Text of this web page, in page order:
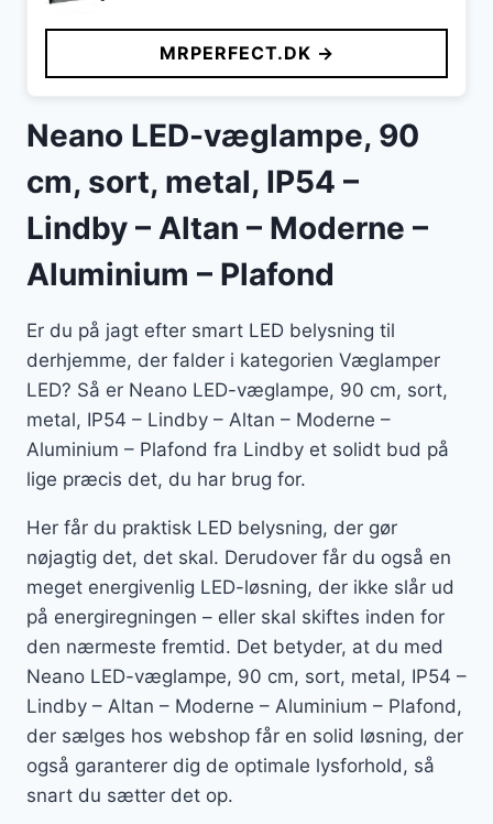
MRPERFECT.DK →
Neano LED-væglampe, 90
cm, sort, metal, IP54 –
Lindby – Altan – Moderne –
Aluminium – Plafond
Er du på jagt efter smart LED belysning til
derhjemme, der falder i kategorien Væglamper
LED? Så er Neano LED-væglampe, 90 cm, sort,
metal, IP54 – Lindby – Altan – Moderne –
Aluminium – Plafond fra Lindby et solidt bud på
lige præcis det, du har brug for.
Her får du praktisk LED belysning, der gør
nøjagtig det, det skal. Derudover får du også en
meget energivenlig LED-løsning, der ikke slår ud
på energiregningen – eller skal skiftes inden for
den nærmeste fremtid. Det betyder, at du med
Neano LED-væglampe, 90 cm, sort, metal, IP54 –
Lindby – Altan – Moderne – Aluminium – Plafond,
der sælges hos webshop får en solid løsning, der
også garanterer dig de optimale lysforhold, så
snart du sætter det op.